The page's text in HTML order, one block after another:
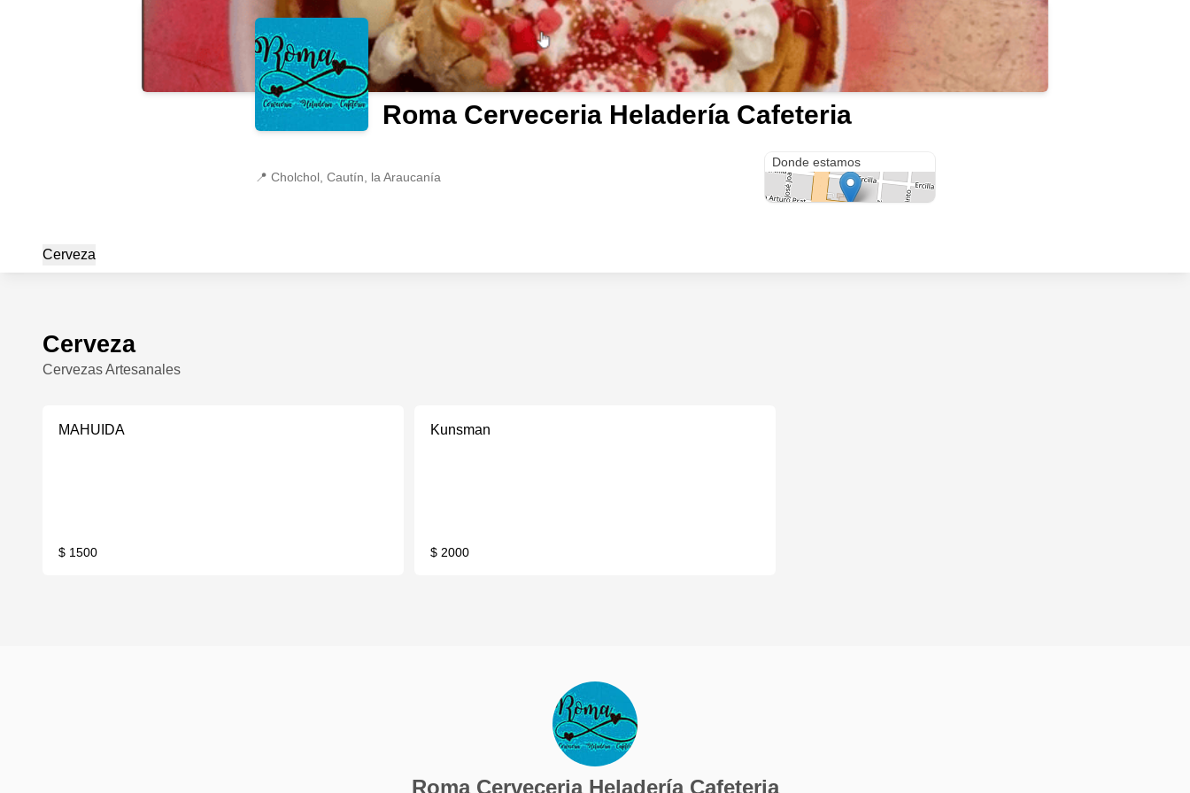
Roma Cerveceria Heladería Cafeteria
📍 Cholchol, Cautín, la Araucanía
Donde estamos
Cerveza
Cerveza
Cervezas Artesanales
MAHUIDA
$ 1500
Kunsman
$ 2000
Roma Cerveceria Heladería Cafeteria